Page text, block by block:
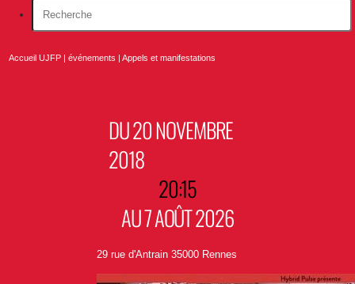
Accueil UJFP |événements |Appels et manifestations
DU 20 NOVEMBRE
2018
20:15
AU 7 AOÛT 2026
29 rue d'Antrain 35000 Rennes